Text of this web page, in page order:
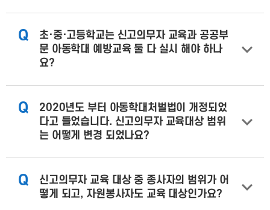
Q
초·중·고등학교는 신고의무자 교육과 공공부
문 아동학대 예방교육 둘 다 실시 해야 하나
요?
Q
2020년도 부터 아동학대처벌법이 개정되었
다고 들었습니다. 신고의무자 교육대상 범위
는 어떻게 변경 되었나요?
Q
신고의무자 교육 대상 중 종사자의 범위가 어
떻게 되고, 자원봉사자도 교육 대상인가요?